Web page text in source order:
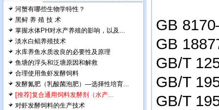
河蟹有哪些生物学特性？
黑鲟 养 殖 技 术
掌握水体PH对水产养殖的影响，以及...
淡水白鲳养殖技术
水库养鱼水质改良的必要性及原理
鱼塘的浮头和泛塘原因和解救
合理使用鱼虾发酵饲料
发酵氮肥（乳酸菌泡肥）—选择性培育...
[推荐]复合通用饲料发酵剂（水产...
对虾发酵饲料的生产技术
GB
GB
GB/T
GB/T
GB/T